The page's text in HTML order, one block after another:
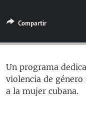
ESPECIALES
ESPECIALES
LA REALIDAD DE LA
SER VIEJO EN CUBA
KENTU-CUBANO
MULTIMEDIA
EDITORIALES
SÍGUENOS
Compartir
Un programa
violencia de género
a la mujer cubana.